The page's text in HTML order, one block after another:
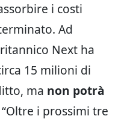
i costi
Ad
Next ha
15 milioni di
ma non potrà
“Oltre i prossimi tre